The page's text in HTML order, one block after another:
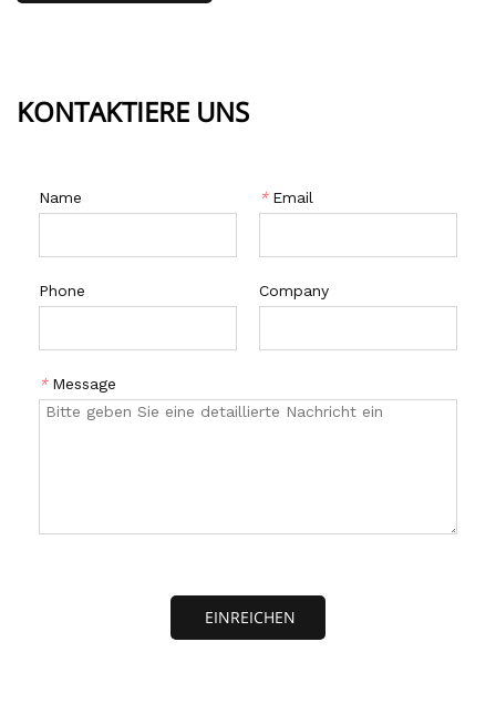
KONTAKTIERE UNS
Name * Email
Phone Company
* Message
EINREICHEN